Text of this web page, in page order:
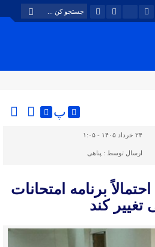
پ
۲۴ خرداد ۱۴۰۵ - ۱:۰۵
ارسال توسط : پناهی
برنامه امتحانات
تغییر کند